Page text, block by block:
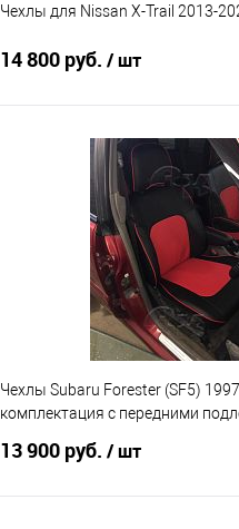
Чехлы для Nissan X-Trail 2013-
14 800 руб. / шт
В корзину
Купить в 1 клик
В избранное
Чехлы Subaru Forester (SF5)
комплектация с передними
13 900 руб. / шт